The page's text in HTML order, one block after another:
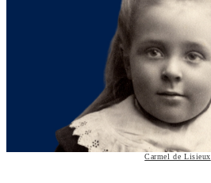
Carmel de Lisieux